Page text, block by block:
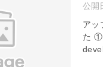
公開
アッ
た ①